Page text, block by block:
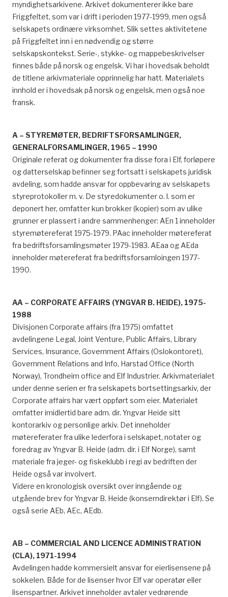
myndighetsarkivene. Arkivet dokumenterer ikke bare
Friggfeltet, som var i drift i perioden 1977-1999, men også
selskapets ordinære virksomhet. Slik settes aktivitetene
på Friggfeltet inn i en nødvendig og større
selskapskontekst. Serie-, stykke- og mappebeskrivelser
finnes både på norsk og engelsk. Vi har i hovedsak beholdt
de titlene arkivmateriale opprinnelig har hatt. Materialets
innhold er i hovedsak på norsk og engelsk, men også noe
fransk.
A – STYREMØTER, BEDRIFTSFORSAMLINGER,
GENERALFORSAMLINGER, 1965 – 1990
Originale referat og dokumenter fra disse fora i Elf, forløpere
og datterselskap befinner seg fortsatt i selskapets juridisk
avdeling, som hadde ansvar for oppbevaring av selskapets
styreprotokoller m. v. De styredokumenter o. l. som er
deponert her, omfatter kun brokker (kopier) som av ulike
grunner er plassert i andre sammenhenger: AEn 1 inneholder
styremøtereferat 1975-1979. PAac inneholder møtereferat
fra bedriftsforsamlingsmøter 1979-1983. AEaa og AEda
inneholder møtereferat fra bedriftsforsamloingen 1977-
1990.
AA – CORPORATE AFFAIRS (YNGVAR B. HEIDE), 1975-
1988
Divisjonen Corporate affairs (fra 1975) omfattet
avdelingene Legal, Joint Venture, Public Affairs, Library
Services, Insurance, Government Affairs (Oslokontoret),
Government Relations and Info, Harstad Office (North
Norway), Trondheim office and Elf Industrier. Arkivmaterialet
under denne serien er fra selskapets bortsettingsarkiv, der
Corporate affairs har vært oppført som eier. Materialet
omfatter imidlertid bare adm. dir. Yngvar Heide sitt
kontorarkiv og personlige arkiv. Det inneholder
møtereferater fra ulike lederfora i selskapet, notater og
foredrag av Yngvar B. Heide (adm. dir. i Elf Norge), samt
materiale fra jeger- og fiskeklubb i regi av bedriften der
Heide også var involvert.
Videre en kronologisk oversikt over inngående og
utgående brev for Yngvar B. Heide (konserndirektør i Elf). Se
også serie AEb, AEc, AEdb.
AB – COMMERCIAL AND LICENCE ADMINISTRATION
(CLA), 1971-1994
Avdelingen hadde kommersielt ansvar for eierlisensene på
sokkelen. Både for de lisenser hvor Elf var operatør eller
lisenspartner. Arkivet inneholder avtaler vedrørende